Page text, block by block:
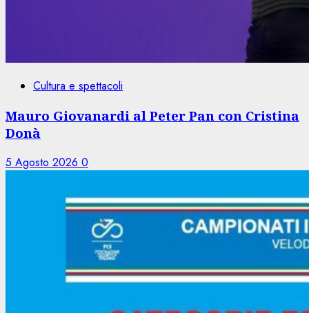
Cultura e spettacoli
Mauro Giovanardi al Peter Pan con Cristina
Donà
5 Agosto 2026 0